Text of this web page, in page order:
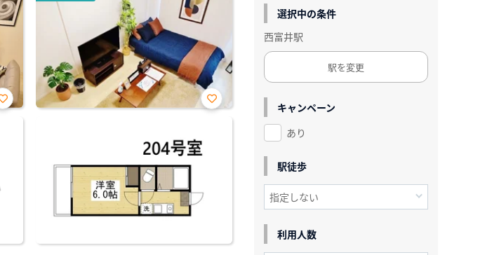
気 お気
録
選択中の条件
西富井駅
駅を変更
キャンペーン
あり
駅徒歩
利用人数